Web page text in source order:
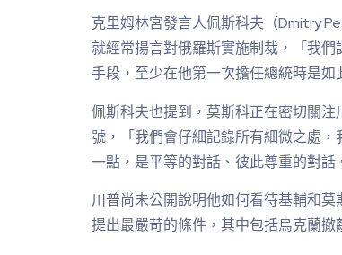
克里姆林宮發言人佩斯科夫（Dmitry
就經常揚言對俄羅斯實施制裁，「我
手段，至少在他第一次擔任總統時是如
佩斯科夫也提到，莫斯科正在密切關
號，「我們會仔細記錄所有細微之處
一點，是平等的對話、彼此尊重的對話
川普尚未公開說明他如何看待基輔和
提出最嚴苛的條件，其中包括烏克蘭